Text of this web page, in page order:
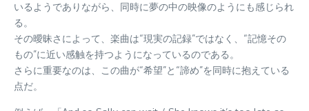
いるようでありながら、同時に夢の中の映像のようにも感じられ
る。
その曖昧さによって、楽曲は“現実の記録”ではなく、“記憶その
もの”に近い感触を持つようになっているのである。
さらに重要なのは、この曲が“希望”と“諦め”を同時に抱えている
点だ。